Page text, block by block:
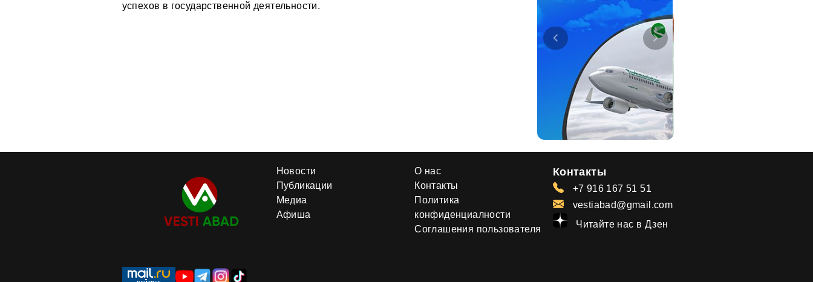
успехов в государственной деятельности.
Новости
Публикации
Медиа
Афиша
О нас
Контакты
Политика
конфиденциалности
Соглашения пользователя
Контакты
+7 916 167 51 51
vestiabad@gmail.com
Читайте нас в Дзен